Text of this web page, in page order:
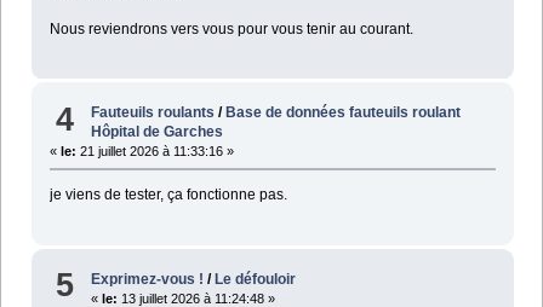
Nous reviendrons vers vous pour vous tenir au courant.
4 Fauteuils roulants / Base de données fauteuils roulant
Hôpital de Garches
« le: 21 juillet 2026 à 11:33:16 »
je viens de tester, ça fonctionne pas.
5 Exprimez-vous ! /Le défouloir
«le: 13 juillet 2026 à 11:24:48 »